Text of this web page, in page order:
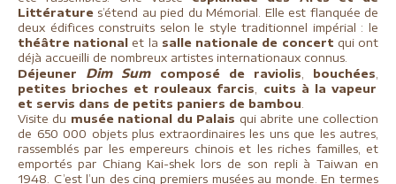
Littérature s’étend au pied du Mémorial. Elle est flanquée de
deux édifices construits selon le style traditionnel impérial : le
théâtre national et la salle nationale de concert qui ont
déjà accueilli de nombreux artistes internationaux connus.
Déjeuner Dim Sumcomposé de raviolis bouchées
petites brioches et rouleaux farcis
cuits à la vapeur
et servis dans de petits paniers de bambou
Visite du musée national du Palais qui abrite une collection
de 650 000 objets plus extraordinaires les uns que les autres,
rassemblés par les empereurs chinois et les riches familles, et
emportés par Chiang Kai-shek lors de son repli à Taiwan en
1948. C’est l’un des cinq premiers musées au monde. En termes